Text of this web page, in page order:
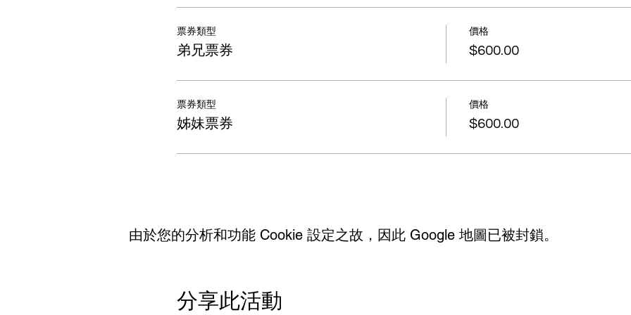
票券類型
弟兄票券
價格
$600.00
票券類型
姊妹票券
價格
$600.00
由於您的分析和功能 Cookie 設定之故，因此 Google 地圖已被封鎖。
分享此活動